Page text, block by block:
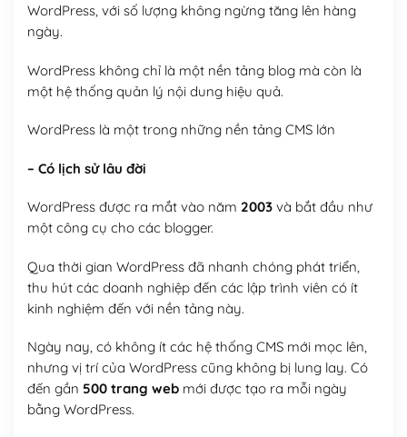
WordPress, với số lượng không ngừng tăng lên hàng
ngày.
WordPress không chỉ là một nền tảng blog mà còn là
một hệ thống quản lý nội dung hiệu quả.
WordPress là một trong những nền tảng CMS lớn
– Có lịch sử lâu đời
WordPress được ra mắt vào năm 2003và bắt đầu như
một công cụ cho các blogger.
Qua thời gian WordPress đã nhanh chóng phát triển,
thu hút các doanh nghiệp đến các lập trình viên có ít
kinh nghiệm đến với nền tảng này.
Ngày nay, có không ít các hệ thống CMS mới mọc lên,
nhưng vị trí của WordPress cũng không bị lung lay. Có
đến gần 500 trang webmới được tạo ra mỗi ngày
bằng WordPress.